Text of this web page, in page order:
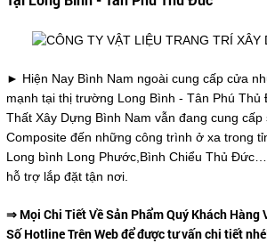
► Hiện Nay Bình Nam ngoài cung cấp cửa
mạnh tại thị trường Long Bình - Tân Phú Thủ
Thất Xây Dựng Bình Nam vẫn đang cung
Composite đến những công trình ở xa trong
Long bình Long Phước,Bình Chiểu Thủ
hỗ trợ lắp đặt tận nơi.
⇒ Mọi Chi Tiết Về Sản Phẩm Quý Khách Hàng
Số Hotline Trên Web để được tư vấn chi tiết